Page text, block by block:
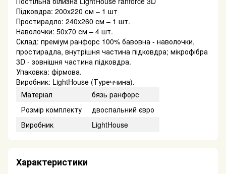
Підковдра: 200x220 см – 1 шт
Простирадло: 240x260 см – 1 шт.
Наволочки: 50x70 см – 4 шт.
Склад: преміум ранфорс 100% бавовна - наволочки,
простирадла, внутрішня частина підковдра; мікрофібра
3D - зовнішня частина підковдра.
Упаковка: фірмова.
Виробник: LightHouse (Туреччина).
Матеріал
бязь ранфорс
Розмір комплекту
двоспальний євро
Виробник
LightHouse
Характеристики